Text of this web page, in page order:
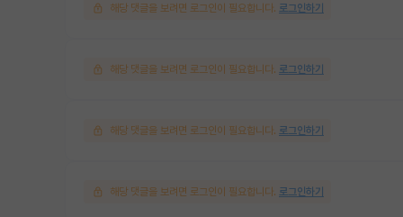
해당 댓글을 보려면 로그인이 필요합니다. 로그인하기
해당 댓글을 보려면 로그인이 필요합니다. 로그인하기
해당 댓글을 보려면 로그인이 필요합니다. 로그인하기
해당 댓글을 보려면 로그인이 필요합니다. 로그인하기